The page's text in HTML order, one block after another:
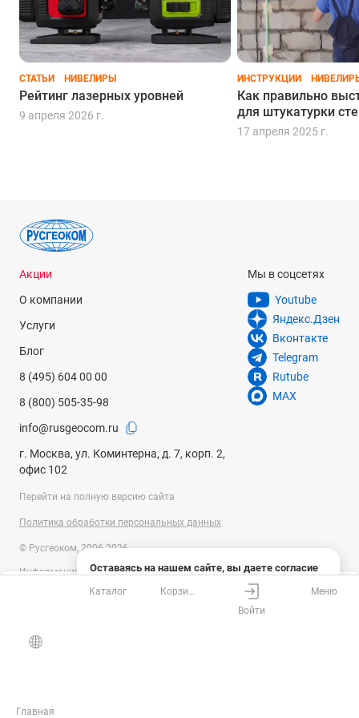
предварительный крепеж и фиксацию лазерного
построителя в нужном положении.
Купить подходящий уровень для потолочных работ
целесообразно для выполнения строительных, ремонтных и
отделочных работ на высшем уровне качества с меньшими
усилиями.
СТАТЬИ НИВЕЛИРЫ
Рейтинг лазерных уровней
9 апреля 2026 г.
ИНСТРУКЦИИ
Как правильно
для штукатурки
17 апреля 2025 г.
Оставаясь на нашем сайте, вы даете согласие
на использование файлов cookies и сбор данных
системами веб-аналитики
Акции
О компании
Услуги
Блог
8 (495) 604 00 00
8 (800) 505-35-98
info@rusgeocom.ru
г. Москва, ул. Коминтерна, д. 7, корп. 2,
офис 102
Мы в соцсетях
Youtube
Яндекс.Дзен
Вконтакте
Telegram
Rutube
MAX
Перейти на полную версию сайта
Политика обработки персональных данных
© Русгеоком, 2006-2026
Информация на сайте носит справочный характер и не является
публичной офертой, определяемой положениями Статьи 437
Гражданского кодекса Российской Федерации. Технические
изменены производителем без предварительного уведомления.
Уточняйте информацию у наших менеджеров.
Главная
Каталог
Корзина
Войти
Меню